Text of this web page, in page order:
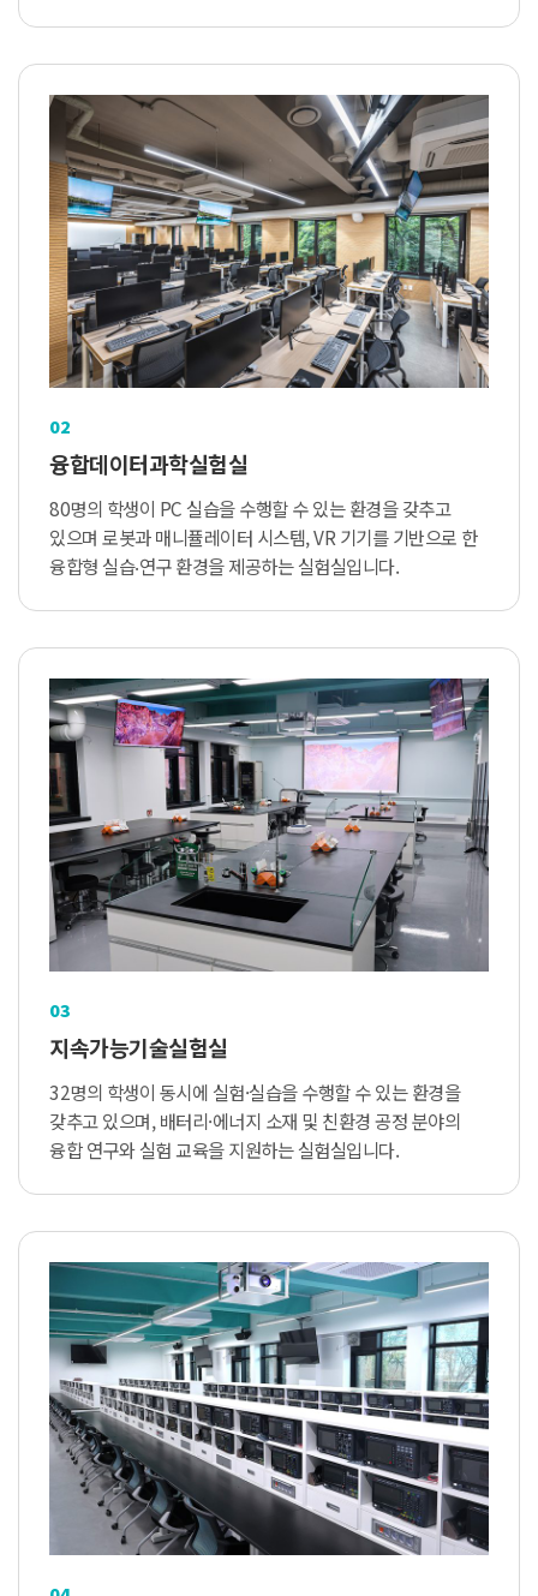
02
융합데이터과학실험실
80명의 학생이 PC 실습을 수행할 수 있는 환경을 갖추고
있으며 로봇과 매니퓰레이터 시스템, VR 기기를 기반으로 한
융합형 실습‧연구 환경을 제공하는 실험실입니다.
03
지속가능기술실험실
32명의 학생이 동시에 실험·실습을 수행할 수 있는 환경을
갖추고 있으며, 배터리·에너지 소재 및 친환경 공정 분야의
융합 연구와 실험 교육을 지원하는 실험실입니다.